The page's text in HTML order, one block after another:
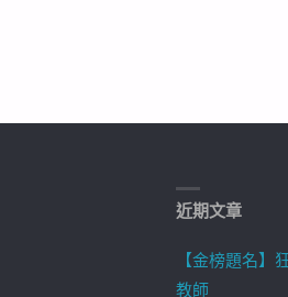
近期文章
【金榜題名
教師